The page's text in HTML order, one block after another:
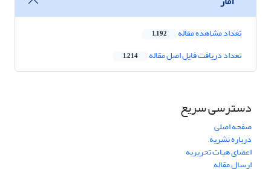
تعداد مشاهده مقاله 1,192
تعداد دریافت فایل اصل مقاله 1,214
دسترسی سریع
صفحه اصلی
درباره نشریه
اعضای هیات تحریریه
ارسال مقاله